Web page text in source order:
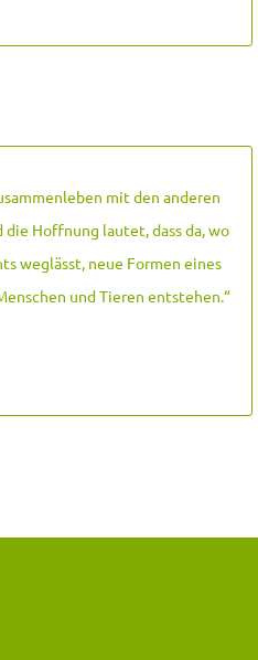
mit den anderen
die Hoffnung lautet, dass da, wo
weglässt, neue Formen eines
und Tieren entstehen.“